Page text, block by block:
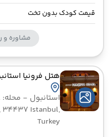
قیمت کودک بدون تخت
مشاوره و
هتل فرونیا
استانبول
34437 Istanbul,
Turkey